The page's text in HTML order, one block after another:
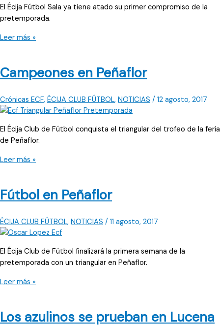
El Écija Fútbol Sala ya tiene atado su primer compromiso de la
pretemporada.
El
cierra
primer
bolo
Leer más »
Campeones en Peñaflor
Crónicas ECF, ÉCIJA CLUB FÚTBOL, NOTICIAS / 12 agosto, 2017
El Écija Club de Fútbol conquista el triangular del trofeo de la feria
de Peñaflor.
Campeones
Leer más »
Fútbol en Peñaflor
ÉCIJA CLUB FÚTBOL, NOTICIAS / 11 agosto, 2017
El Écija Club de Fútbol finalizará la primera semana de la
pretemporada con un triangular en Peñaflor.
Fútbol
Leer más »
Los azulinos se prueban en Lucena